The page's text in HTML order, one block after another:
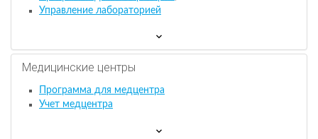
Управление лабораторией
Медицинские центры
Программа для медцентра
Учет медцентра